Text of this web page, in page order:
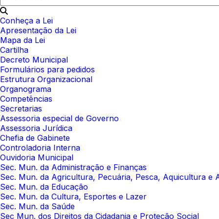
Conheça a Lei
Apresentação da Lei
Mapa da Lei
Cartilha
Decreto Municipal
Formulários para pedidos
Estrutura Organizacional
Organograma
Competências
Secretarias
Assessoria especial de Governo
Assessoria Jurídica
Chefia de Gabinete
Controladoria Interna
Ouvidoria Municipal
Sec. Mun. da Administração e Finanças
Sec. Mun. da Agricultura, Pecuária, Pesca, Aquicultura e
Sec. Mun. da Educação
Sec. Mun. da Cultura, Esportes e Lazer
Sec. Mun. da Saúde
Sec Mun. dos Direitos da Cidadania e Proteção Social